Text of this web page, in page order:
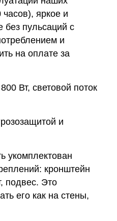
часов), яркое и
без пульсаций с
и
на оплате за
Вт, световой поток
и
укомплектован
кронштейн
подвес. Это
его как на стены,